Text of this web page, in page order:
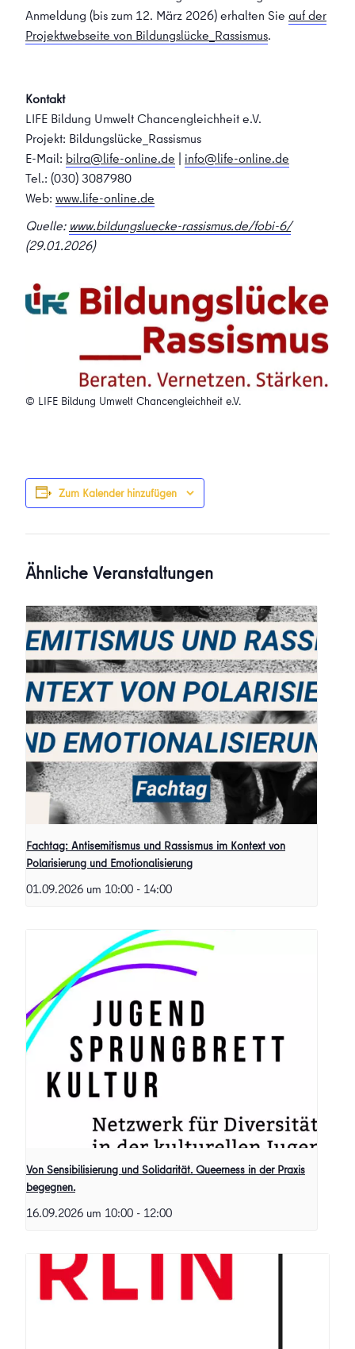
Anmeldung (bis zum 12. März 2026) erhalten Sie auf der
Projektwebseite von Bildungslücke_Rassismus.
Kontakt
LIFE Bildung Umwelt Chancengleichheit e.V.
Projekt: Bildungslücke_Rassismus
E-Mail: bilra@life-online.de | info@life-online.de
Tel.: (030) 3087980
Web: www.life-online.de
Quelle: www.bildungsluecke-rassismus.de/fobi-6/
(29.01.2026)
© LIFE Bildung Umwelt Chancengleichheit e.V.
Zum Kalender hinzufügen
Ähnliche Veranstaltungen
Fachtag: Antisemitismus und Rassismus im Kontext von
Polarisierung und Emotionalisierung
01.09.2026 um 10:00 - 14:00
Von Sensibilisierung und Solidarität. Queerness in der Praxis
begegnen.
16.09.2026 um 10:00 - 12:00